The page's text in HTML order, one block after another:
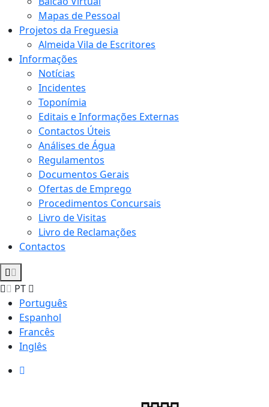
Mapas de Pessoal
Projetos da Freguesia
Almeida Vila de Escritores
Informações
Notícias
Incidentes
Toponímia
Editais e Informações Externas
Contactos Úteis
Análises de Água
Regulamentos
Documentos Gerais
Ofertas de Emprego
Procedimentos Concursais
Livro de Visitas
Livro de Reclamações
Contactos
PT
Português
Espanhol
Francês
Inglês